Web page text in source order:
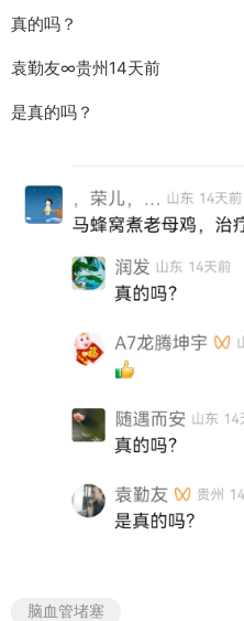
真的吗？
袁勤友∞贵州14天前
是真的吗？
脑血管堵塞